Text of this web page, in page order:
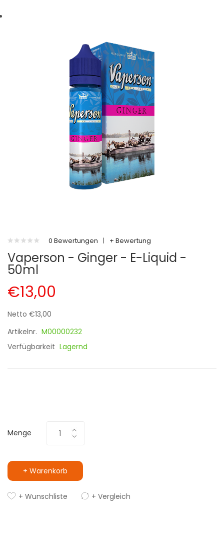
0 Bewertungen | + Bewertung
Vaperson - Ginger - E-Liquid -
50ml
€13,00
Netto €13,00
Artikelnr. M00000232
Verfügbarkeit Lagernd
Menge
+ Warenkorb
+ Wunschliste + Vergleich